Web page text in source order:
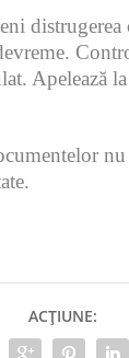
distrugerea
Apelează
ACȚIUNE: